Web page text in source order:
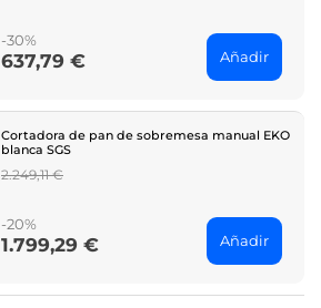
-30%
Price
637,79 € Añadir
Cortadora de pan de sobremesa manual EKO
blanca SGS
Regular
2.249,11 €
-20%
Price
1.799,29 € Añadir